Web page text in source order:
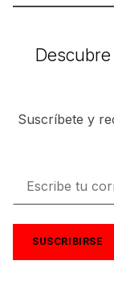
Suscríbete y
SUSCRIBIRSE